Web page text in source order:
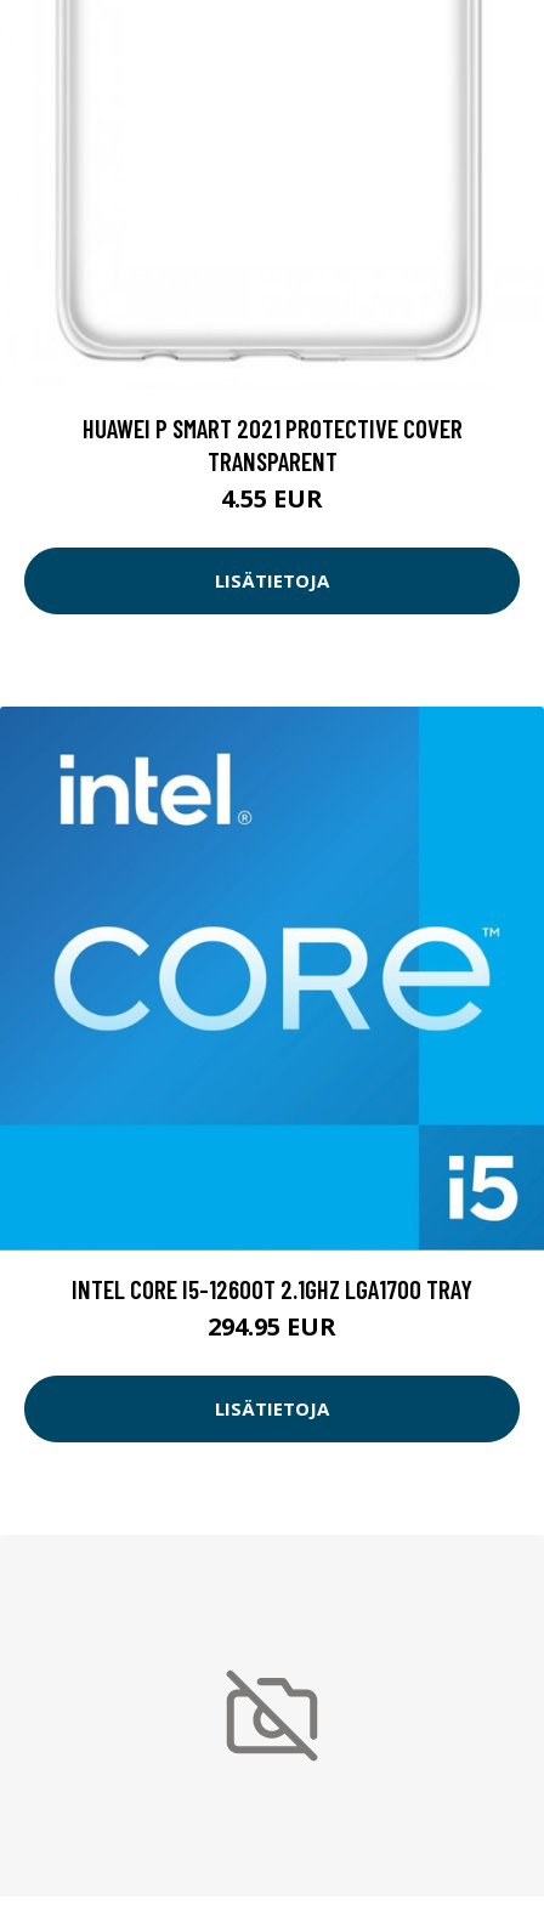
HUAWEI P SMART 2021 PROTECTIVE COVER
TRANSPARENT
4.55 EUR
LISÄTIETOJA
INTEL CORE I5-12600T 2.1GHZ LGA1700 TRAY
294.95 EUR
LISÄTIETOJA